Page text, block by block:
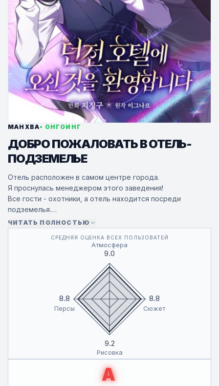
МАНХВА• ОНГОИНГ
ДОБРО ПОЖАЛОВАТЬ В ОТЕЛЬ-
ПОДЗЕМЕЛЬЕ
Отель расположен в самом центре города.
Я проснулась менеджером этого заведения!
Все гости - охотники, а отель находится посреди
подземелья.
Если вы изобразите рекламную улыбку, вы получите
деньги, верно?!
\"Добро пожаловать, добро пожаловать в отель Ён Чун!\"
ЧИТАТЬ ПОЛНОСТЬЮ
СРЕДНЯЯ ОЦЕНКА ВСЕХ ПОЛЬЗОВАТЕЙ
9.0
8.8
9.2
8.8
Атмосфера
Сюжет
Рисовка
Персы
A